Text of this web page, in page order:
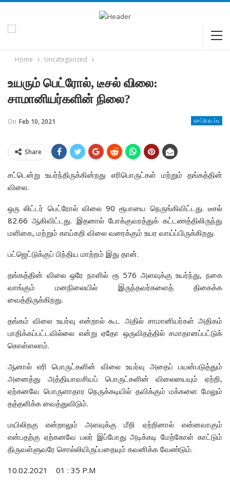
Home Uncategorized
உயரும் பெட்ரோல், டீசல் விலை:
சாமானியர்களின் நிலை?
நாட்டு நடப்பு
On Feb 10, 2021
Share
சட்டென்று உயர்ந்திருக்கின்றது எரிபொருட்கள் மற்றும் தங்கத்தின்
விலை.
ஒரு லிட்டர் பெட்ரோல் விலை 90 ரூபாயை நெருங்கிவிட்டது. டீசல்
82.66 ஆகிவிட்டது. இதனால் போக்குவரத்துக் கட்டணத்திலிருந்து
மளிகை, மற்றும் காய்கறி விலை வரைக்கும் உயர வாய்ப்பிருக்கிறது.
பட்ஜெட்டுக்குப் பிந்திய மாற்றம் இது தான்.
தங்கத்தின் விலை ஒரே நாளில் ரூ 576 அளவுக்கு உயர்ந்து, நகை
வாங்கும் மனநிலையில் இருந்தவர்களைத் திகைக்க
வைத்திருக்கிறது.
தங்கம் விலை உயர்வு என்றால் கூட அதில் சாமானியர்கள் அதிகம்
பாதிக்கப்பட்டவில்லை என்று ஏதோ ஒருவிதத்தில் சமாதானப்பட்டுக்
கொள்ளலாம்.
ஆனால் எரி பொருட்களின் விலை உயர்வு அதைப் பயன்படுத்தும்
அனைத்து அத்தியாவசியப் பொருட்களின் விலையையும் ஏற்றி,
ஏற்கனவே பொருளாதார நெருக்கடியில் தவிக்கும் மக்களை மேலும்
தத்தளிக்க வைத்துவிடும்.
மயிலிறகு என்றாலும் அளவுக்கு மீறி ஏற்றினால் என்னவாகும்
என்பதற்கு ஏற்கனவே பலர் இப்போது அடிக்கடி மேற்கோள் காட்டும்
திருவள்ளுவரே சொல்லியிருப்பதையும் கவனிக்க வேண்டும்.
10.02.2021 01 : 35 P.M